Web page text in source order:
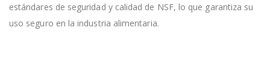
estándares de seguridad y calidad de NSF, lo que garantiza su
uso seguro en la industria alimentaria.